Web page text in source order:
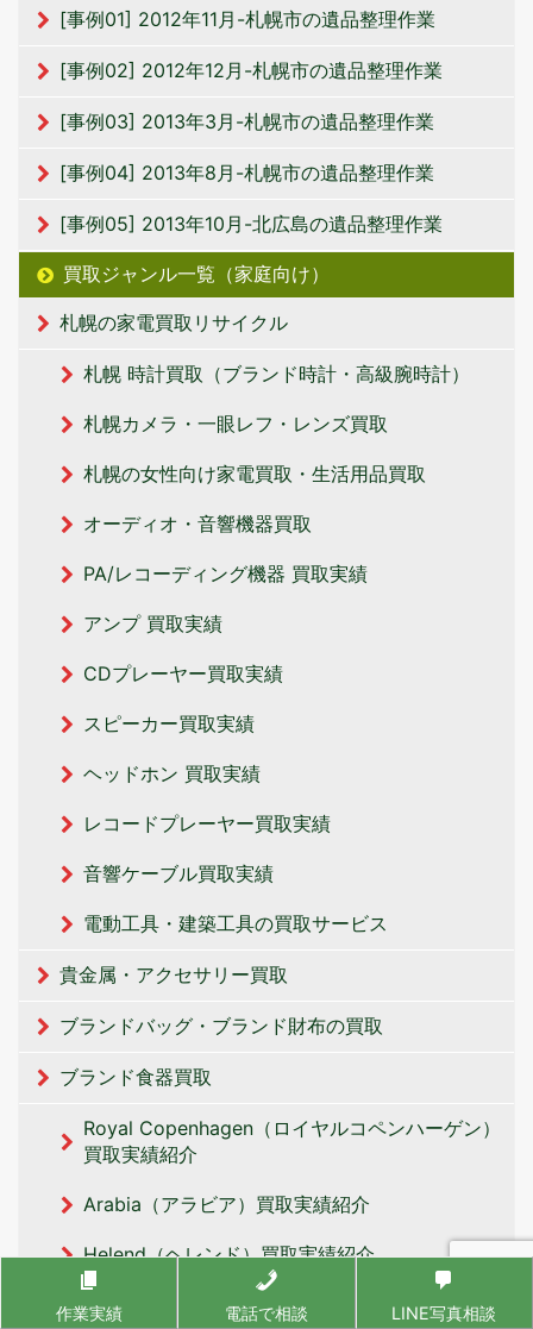
[事例01] 2012年11月-札幌市の遺品整理作業
[事例02] 2012年12月-札幌市の遺品整理作業
[事例03] 2013年3月-札幌市の遺品整理作業
[事例04] 2013年8月-札幌市の遺品整理作業
[事例05] 2013年10月-北広島の遺品整理作業
買取ジャンル一覧（家庭向け）
札幌の家電買取リサイクル
札幌 時計買取（ブランド時計・高級腕時計）
札幌カメラ・一眼レフ・レンズ買取
札幌の女性向け家電買取・生活用品買取
オーディオ・音響機器買取
PA/レコーディング機器 買取実績
アンプ 買取実績
CDプレーヤー買取実績
スピーカー買取実績
ヘッドホン 買取実績
レコードプレーヤー買取実績
音響ケーブル買取実績
電動工具・建築工具の買取サービス
貴金属・アクセサリー買取
ブランドバッグ・ブランド財布の買取
ブランド食器買取
Royal Copenhagen（ロイヤルコペンハーゲン）
買取実績紹介
Arabia（アラビア）買取実績紹介
Helend（ヘレンド）買取実績紹介
Lyddro（リヤドロ）買取実績紹介
作業実績 電話で相談 LINE写真相談